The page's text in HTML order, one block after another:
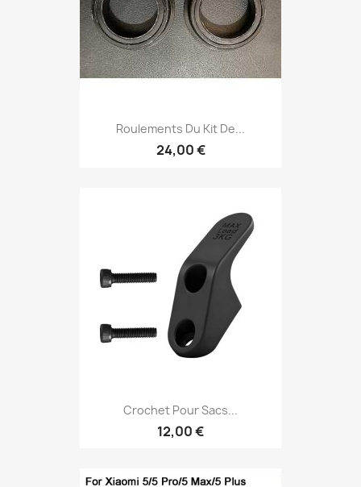
Roulements Du Kit De...
24,00 €
Crochet Pour Sacs...
12,00 €